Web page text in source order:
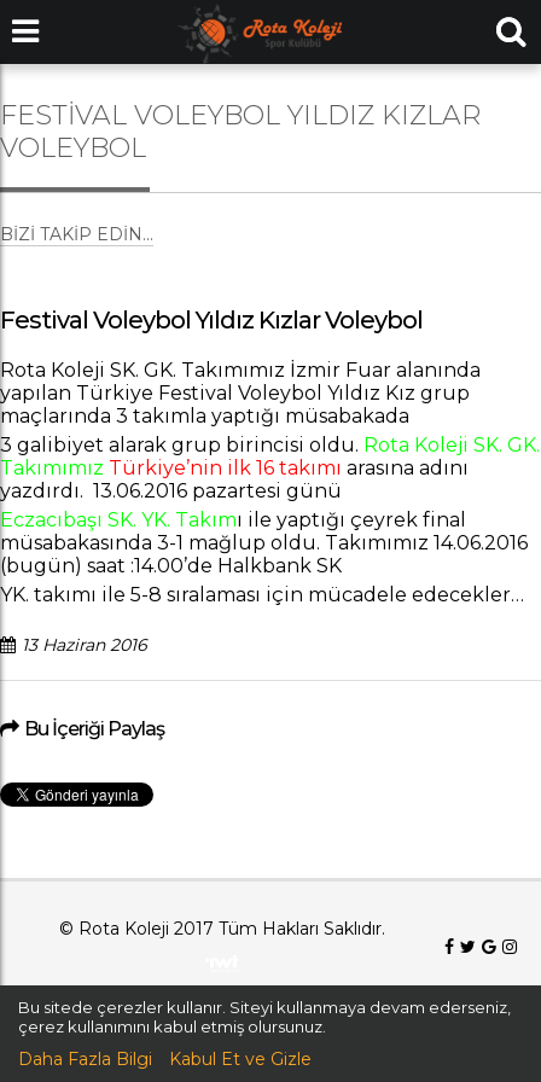
FESTIVAL VOLEYBOL YILDIZ KIZLAR
VOLEYBOL
BIZI TAKIP EDIN...
Festival Voleybol Yıldız Kızlar Voleybol
Rota Koleji SK. GK. Takımımız İzmir Fuar alanında
yapılan Türkiye Festival Voleybol Yıldız Kız grup
maçlarında 3 takımla yaptığı müsabakada
3 galibiyet alarak grup birincisi oldu. Rota Koleji SK. GK.
Takımımız Türkiye’nin ilk 16 takımı arasına adını
yazdırdı. 13.06.2016 pazartesi günü
Eczacıbaşı SK. YK. Takımı ile yaptığı çeyrek final
müsabakasında 3-1 mağlup oldu. Takımımız 14.06.2016
(bugün) saat :14.00’de Halkbank SK
YK. takımı ile 5-8 sıralaması için mücadele edecekler…
13 Haziran 2016
Bu İçeriği Paylaş
© Rota Koleji 2017 Tüm Hakları Saklıdır.
Bu sitede çerezler kullanır. Siteyi kullanmaya devam ederseniz,
çerez kullanımını kabul etmiş olursunuz.
Daha Fazla Bilgi Kabul Et ve Gizle